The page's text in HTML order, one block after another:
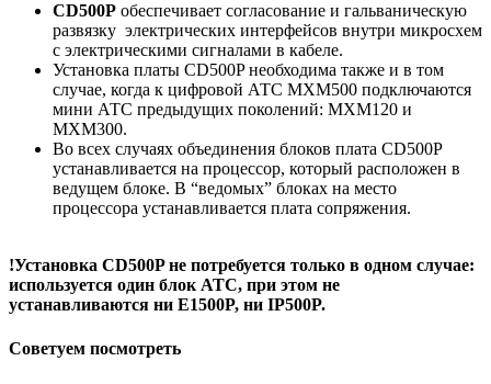
CD500P обеспечивает согласование и гальваническую
развязку электрических интерфейсов внутри микросхем
с электрическими сигналами в кабеле.
Установка платы CD500P необходима также и в том
случае, когда к цифровой АТС MXM500 подключаются
мини АТС предыдущих поколений: MXM120 и
MXM300.
Во всех случаях объединения блоков плата CD500P
устанавливается на процессор, который расположен в
ведущем блоке. В “ведомых” блоках на место
процессора устанавливается плата сопряжения.
!Установка CD500P не потребуется только в одном случае:
используется один блок АТС, при этом не
устанавливаются ни E1500P, ни IP500P.
Советуем посмотреть